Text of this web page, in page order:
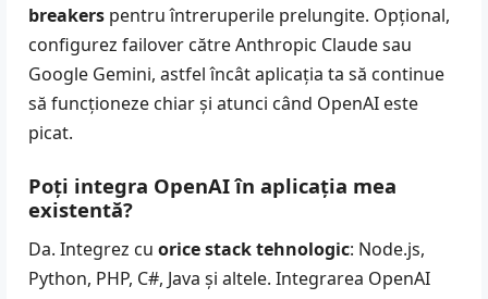
breakers pentru întreruperile prelungite. Opțional,
configurez failover către Anthropic Claude sau
Google Gemini, astfel încât aplicația ta să continue
să funcționeze chiar și atunci când OpenAI este
picat.
Poți integra OpenAI în aplicația mea
existentă?
Da. Integrez cu orice stack tehnologic: Node.js,
Python, PHP, C#, Java și altele. Integrarea OpenAI